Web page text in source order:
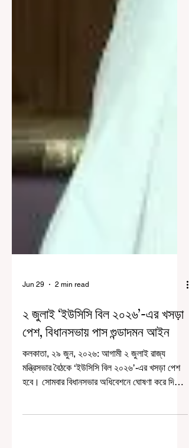
Jun 29 2 min read
২ জুলাই ‘ইউসিসি বিল ২০২৬’-এর খসড়া
পেশ, বিধানসভায় পাস গুন্ডাদমন আইন
মন্ত্রিসভার বৈঠকে ‘ইউসিসি বিল ২০২৬’-এর খসড়া পেশ